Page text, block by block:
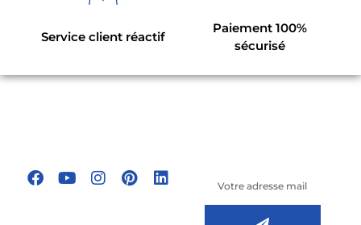
Service client réactif
Paiement 100%
sécurisé